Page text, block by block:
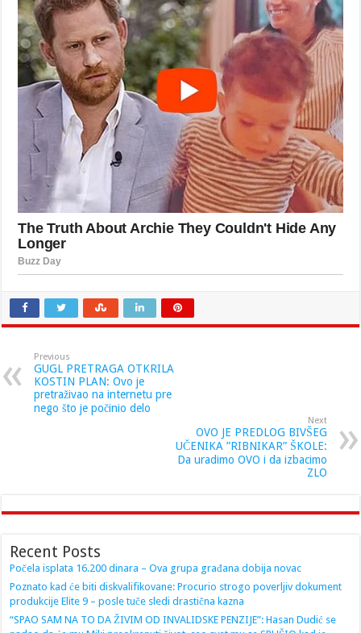
Previous
GUGL PRETRAGA OTKRILA
KOSTIN PLAN: Ovo je
pretraživao na internetu pre
nego što je počinio delo
Next
OVO JE PREDLOG BIVŠEG
UČENIKA ”RIBNIKAR” ŠKOLE:
Da uradimo OVO i da izbacimo
ZLO
Recent Posts
Počela isplata 16.200 dinara – Ova grupa građana dobija novac
Poznato kad će biti diskvalifikovane: Procurio strogo poverljiv dokument
produkcije Elite 9 – posle tuče sledi drastična kazna
“SPAO SAM NA TO DA ŽIVIM OD INVALIDSKE PENZIJE”: Hasan Dudić se